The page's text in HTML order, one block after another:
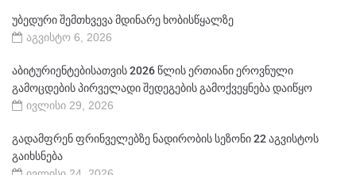
უბედური შემთხვევა მდინარე ხობისწყალზე
აგვისტო 6, 2026
აბიტურიენტებისათვის 2026 წლის ერთიანი ეროვნული
გამოცდების პირველადი შედეგების გამოქვეყნება დაიწყო
ივლისი 29, 2026
გადამფრენ ფრინველებზე ნადირობის სეზონი 22 აგვისტოს
გაიხსნება